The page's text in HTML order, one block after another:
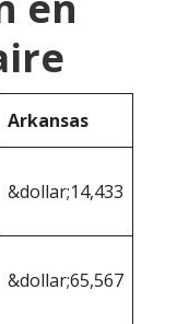
Arkansas
&dollar;14,433
&dollar;65,567